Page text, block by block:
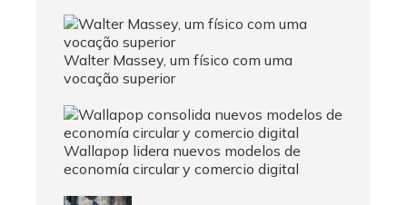
Walter Massey, um físico com uma
vocação superior
Wallapop lidera nuevos modelos de
economía circular y comercio digital